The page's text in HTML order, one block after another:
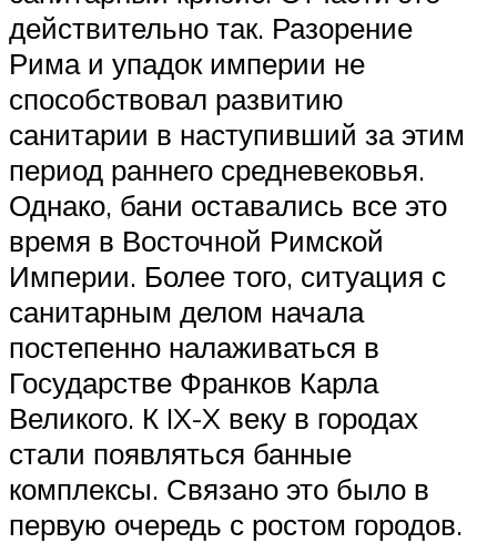
действительно так. Разорение
Рима и упадок империи не
способствовал развитию
санитарии в наступивший за этим
период раннего средневековья.
Однако, бани оставались все это
время в Восточной Римской
Империи. Более того, ситуация с
санитарным делом начала
постепенно налаживаться в
Государстве Франков Карла
Великого. К IX-X веку в городах
стали появляться банные
комплексы. Связано это было в
первую очередь с ростом городов.